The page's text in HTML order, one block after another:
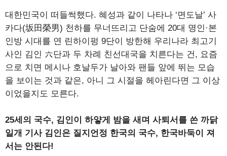
대한민국이 떠들썩했다. 혜성과 같이 나타나 ‘면도날’ 사
카다(坂田榮男) 천하를 무너뜨리고 단숨에 20대 명인·본
인방 시대를 연 린하이펑 9단이 방한해 우리나라 최고기
사인 김인 六단과 두 차례 친선대국을 치른다는 건, 요즘
으로 치면 메시나 호날두가 날아와 팬들 앞에 뛰는 모습
을 보이는 것과 같은, 아니 그 시절을 헤아린다면 그 이상
이었을지도 모른다.
25세의 국수, 김인이 하얗게 밤을 새며 사퇴서를 쓴 까닭
일개 기사 김인은 질지언정 한국의 국수, 한국바둑이 져
서는 안된다!